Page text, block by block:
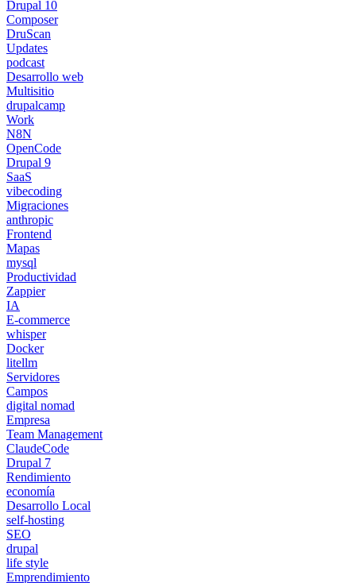
Drupal 10
Composer
DruScan
Updates
podcast
Desarrollo web
Multisitio
drupalcamp
Work
N8N
OpenCode
Drupal 9
SaaS
vibecoding
Migraciones
anthropic
Frontend
Mapas
mysql
Productividad
Zappier
IA
E-commerce
whisper
Docker
litellm
Servidores
Campos
digital nomad
Empresa
Team Management
ClaudeCode
Drupal 7
Rendimiento
economía
Desarrollo Local
self-hosting
SEO
drupal
life style
Emprendimiento